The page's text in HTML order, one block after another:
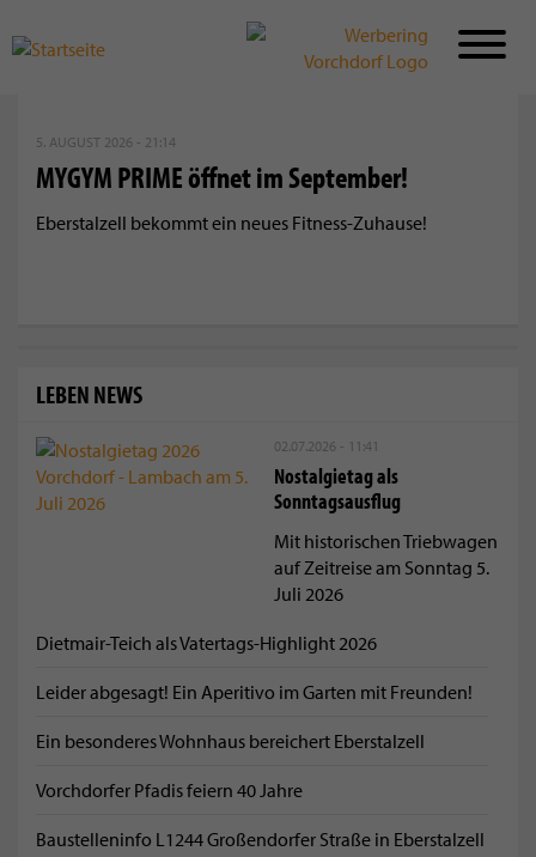
5. AUGUST 2026 - 21:14
MYGYM PRIME öffnet im September!
Eberstalzell bekommt ein neues Fitness-Zuhause!
LEBEN NEWS
02.07.2026 - 11:41
Nostalgietag als
Sonntagsausflug
Mit historischen Triebwagen
auf Zeitreise am Sonntag 5.
Juli 2026
Dietmair-Teich als Vatertags-Highlight 2026
Leider abgesagt! Ein Aperitivo im Garten mit Freunden!
Ein besonderes Wohnhaus bereichert Eberstalzell
Vorchdorfer Pfadis feiern 40 Jahre
Baustelleninfo L1244 Großendorfer Straße in Eberstalzell